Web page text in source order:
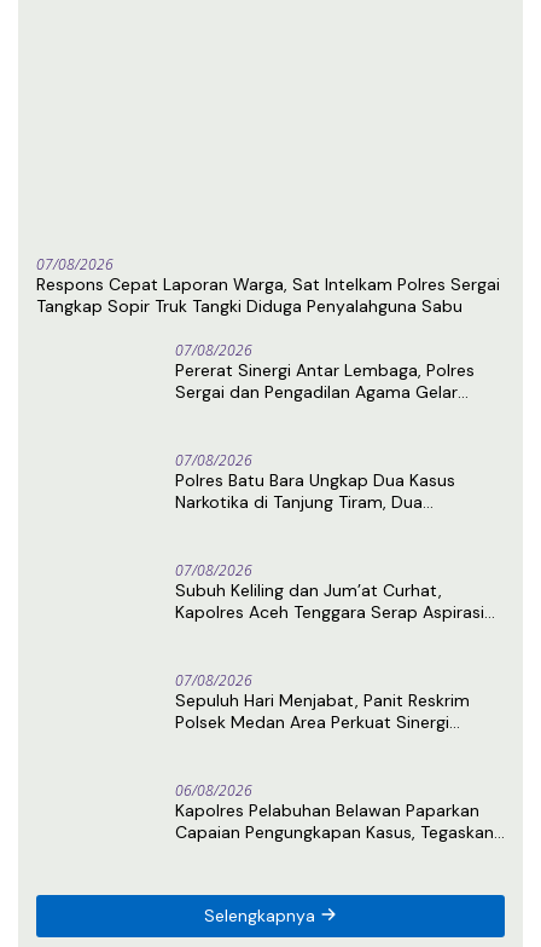
07/08/2026
Respons Cepat Laporan Warga, Sat Intelkam Polres Sergai
Tangkap Sopir Truk Tangki Diduga Penyalahguna Sabu
07/08/2026
Pererat Sinergi Antar Lembaga, Polres
Sergai dan Pengadilan Agama Gelar
07/08/2026
Polres Batu Bara Ungkap Dua Kasus
Narkotika di Tanjung Tiram, Dua
07/08/2026
Subuh Keliling dan Jum’at Curhat,
Kapolres Aceh Tenggara Serap Aspirasi
07/08/2026
Sepuluh Hari Menjabat, Panit Reskrim
Polsek Medan Area Perkuat Sinergi
06/08/2026
Kapolres Pelabuhan Belawan Paparkan
Capaian Pengungkapan Kasus, Tegaskan
Selengkapnya